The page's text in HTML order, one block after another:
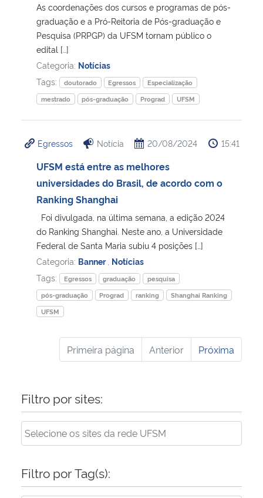
As coordenações dos cursos e programas de pós-
graduação e a Pró-Reitoria de Pós-graduação e
Pesquisa (PRPGP) da UFSM tornam público o
edital […]
Categoria: Notícias
Tags:
doutorado Egressos
Especialização
mestrado
pós-graduação Prograd UFSM
Egressos Notícia 20/08/2024 15:41
UFSM está entre as melhores
universidades do Brasil, de acordo com o
Ranking Shanghai
Foi divulgada, na última semana, a edição 2024
do Ranking Shanghai. Neste ano, a Universidade
Federal de Santa Maria subiu 4 posições […]
Categoria: Banner Notícias
Tags:
Egressos graduação
pesquisa
pós-graduação
Prograd ranking
Shanghai Ranking
UFSM
Primeira página Anterior Próxima
Filtro por sites:
Filtro por Tag(s):